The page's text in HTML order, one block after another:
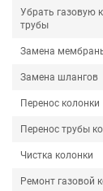
Убрать газовую
трубы
Замена
Замена шлангов
Перенос колонки
Перенос трубы
Чистка колонки
Ремонт газовой